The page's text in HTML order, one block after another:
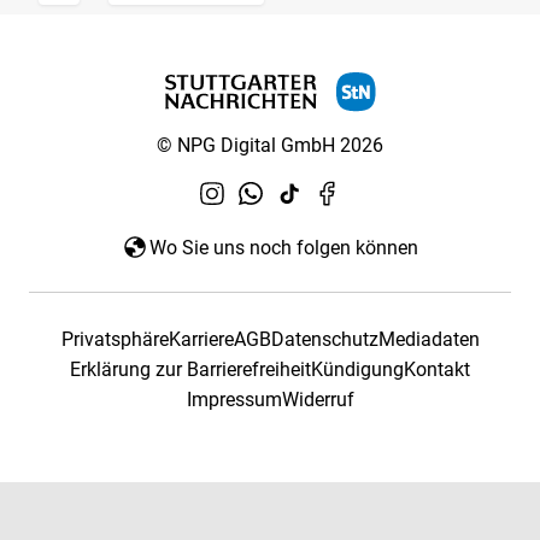
© NPG Digital GmbH 2026
Wo Sie uns noch folgen können
PrivatsphäreKarriereAGBDatenschutzMediadaten
Erklärung zur BarrierefreiheitKündigungKontakt
ImpressumWiderruf